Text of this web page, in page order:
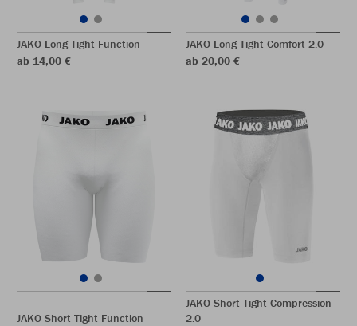
JAKO Long Tight Function
ab 14,00 €
JAKO Long Tight Comfort 2.0
ab 20,00 €
JAKO Short Tight Function
JAKO Short Tight Compression
2.0